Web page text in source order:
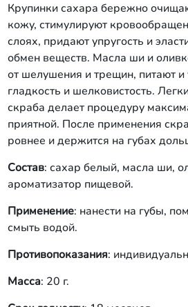
Крупинки сахара бережно
кожу, стимулируют
слоях, придают упругость и
обмен веществ. Масла ши и
от шелушения и трещин, питают
гладкость и шелковистость.
скраба делает процедуру
приятной. После применения
ровнее и держится на губах
Состав: сахар белый, масла ши,
ароматизатор пищевой.
Применение: нанести на губы,
смыть водой.
Противопоказания:
Масса: 20 г.